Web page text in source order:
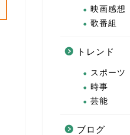
映画感想
歌番組
トレンド
スポーツ
時事
芸能
ブログ